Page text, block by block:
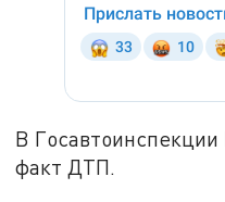
В
факт ДТП.